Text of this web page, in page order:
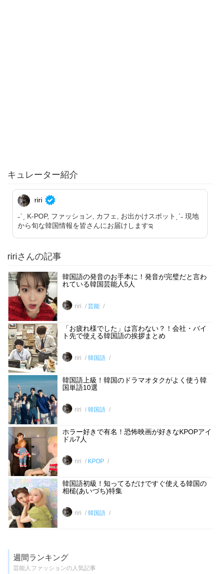
キュレーター紹介
riri
˗ˋˏ K-POP, ファッション, カフェ, お出かけスポットˎˊ˗ 現地
から旬な韓国情報を皆さんにお届けしますಇ
ririさんの記事
韓国語の発音のお手本に！発音が完璧だと言わ
れている韓国芸能人5人
riri 芸能
「お疲れ様でした」は言わない？！会社・バイ
ト先で使える韓国語の挨拶まとめ
riri 韓国語
韓国語上級！韓国のドラマオタクがよく使う韓
国単語10選
riri 韓国語
ホラー好きで有名！恐怖映画が好きなKPOPアイ
ドル7人
riri KPOP
韓国語初級！知ってるだけですぐ使える韓国の
相槌(あいづち)特集
riri 韓国語
週間ランキング
芸能人ファッションの人気記事